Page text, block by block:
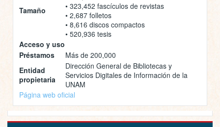
Tamaño
• 323,452 fascículos de revistas
• 2,687 folletos
• 8,616 discos compactos
• 520,936 tesis
Acceso y uso
Préstamos
Más de 200,000
Entidad
propietaria
Dirección General de Bibliotecas y
Servicios Digitales de Información de la
UNAM
Página web oficial